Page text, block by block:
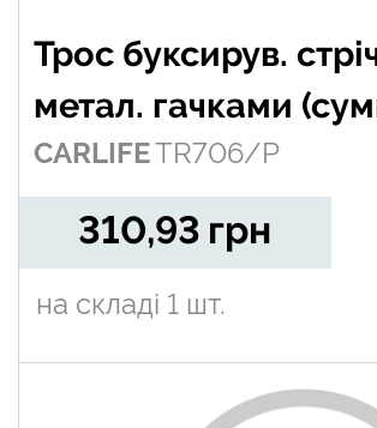
Трос буксирув.
метал. гачками
CARLIFETR706/P
310,93 грн
на складі 1 шт.